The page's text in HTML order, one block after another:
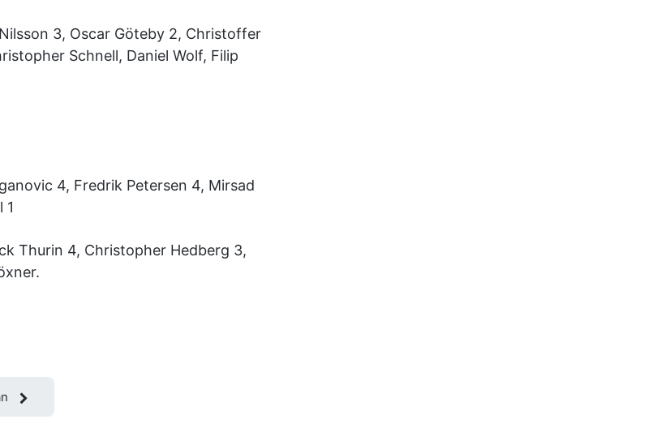
3, Oscar Göteby 2, Christoffer
Schnell, Daniel Wolf, Filip
4, Fredrik Petersen 4, Mirsad
1
Thurin 4, Christopher Hedberg 3,